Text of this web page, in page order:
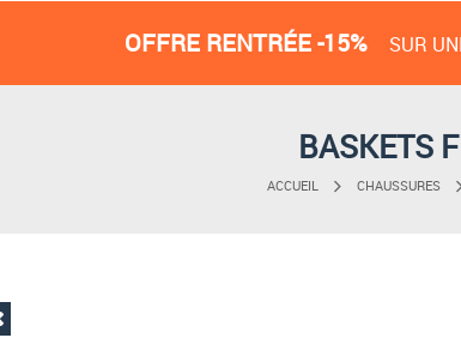
OFFRE RENTRÉE -15% SUR
BASKETS
ACCUEIL CHAUSSURES